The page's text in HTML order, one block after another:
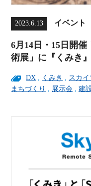
2023.6.13 イベント
6月14日・15日開
術展」に『くみき
DX , くみき , スカイ
まちづくり , 展示会 ,建